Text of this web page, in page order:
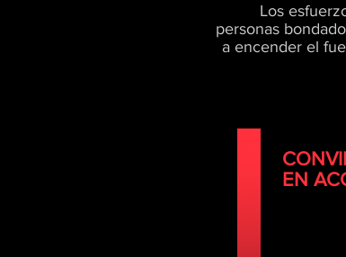
Los
personas
a encender el
EN